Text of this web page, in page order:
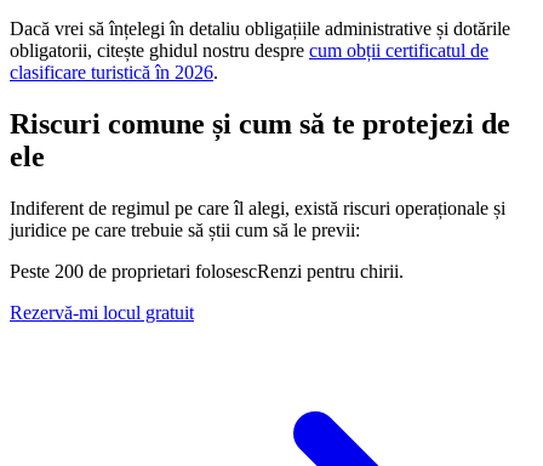
Dacă vrei să înțelegi în detaliu obligațiile administrative și dotările
obligatorii, citește ghidul nostru despre cum obții certificatul de
clasificare turistică în 2026.
Riscuri comune și cum să te protejezi de
ele
Indiferent de regimul pe care îl alegi, există riscuri operaționale și
juridice pe care trebuie să știi cum să le previi:
Peste 200 de proprietari folosescRenzi pentru chirii.
Rezervă-mi locul gratuit